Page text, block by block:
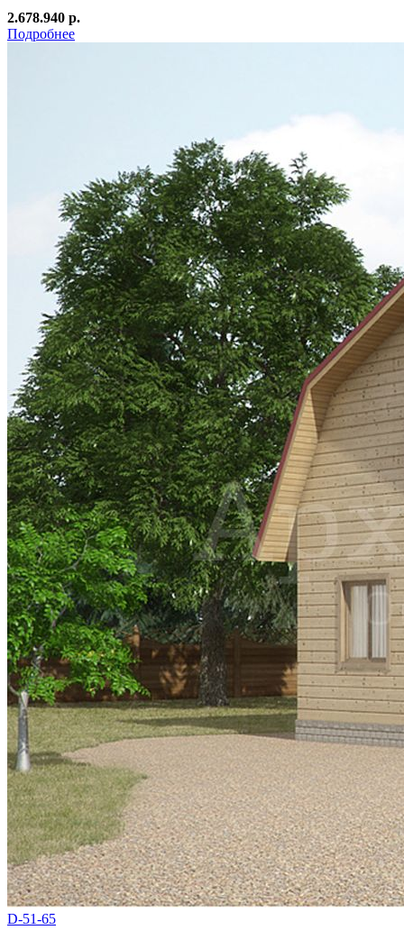
2.678.940 р.
Подробнее
D-51-65